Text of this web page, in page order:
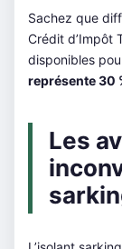
Sachez que
Crédit d’Impôt
disponibles
représente 30
Les